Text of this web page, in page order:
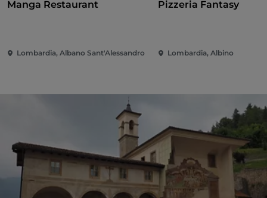
Manga Restaurant
Lombardia, Albano Sant'Alessandro
Pizzeria Fantasy
Lombardia, Albino